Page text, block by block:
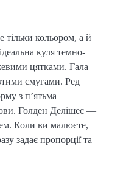
тільки кольором, а й
куля темно-
цятками. Гала —
смугами. Ред
з п’ятьма
Голден Делішес —
Коли ви малюєте,
задає пропорції та